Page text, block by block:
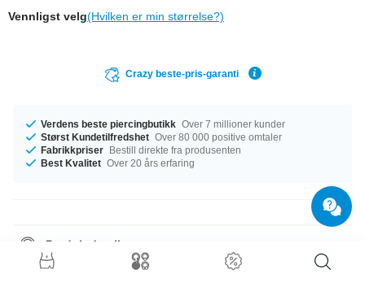
Vennligst velg(Hvilken er min størrelse?)
Crazy beste-pris-garanti
Verdens beste piercingbutikk Over 7 millioner kunder
Størst Kundetilfredshet Over 80 000 positive omtaler
Fabrikkpriser Bestill direkte fra produsenten
Best Kvalitet Over 20 års erfaring
Produktdetaljer
All organic products are made of natural materials. All of these items are